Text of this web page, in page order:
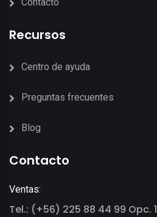
Recursos
Centro de ayuda
Preguntas frecuentes
Blog
Contacto
Ventas:
Tel.: (+56) 225 88 44 99 Opc. 1